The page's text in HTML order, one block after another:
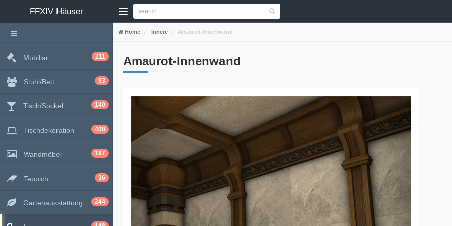
FFXIV Häuser
Home Innere Amaurot-Innenwand
Amaurot-Innenwand
Mobiliar 211
Stuhl/Bett 93
Tisch/Sockel 140
Tischdekoration 408
Wandmöbel 187
Teppich 36
Gartenausstattung 244